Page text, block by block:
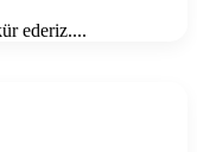
ederiz....